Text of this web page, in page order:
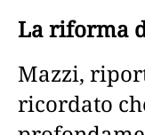
La riforma
Mazzi,
ricordato